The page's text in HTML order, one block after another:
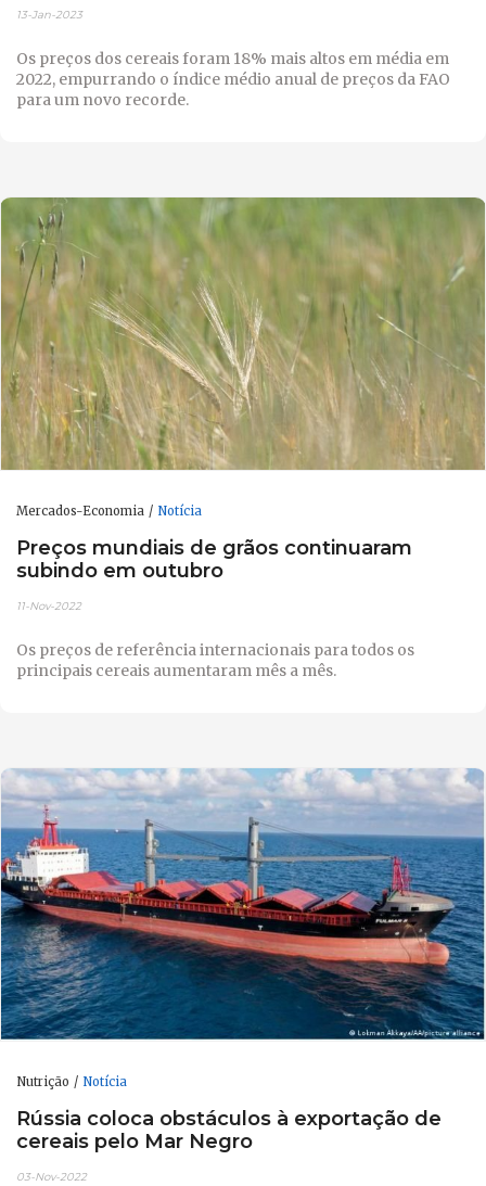
13-Jan-2023
Os preços dos cereais foram 18% mais altos em média em
2022, empurrando o índice médio anual de preços da FAO
para um novo recorde.
Mercados-Economia Notícia
Preços mundiais de grãos continuaram
subindo em outubro
11-Nov-2022
Os preços de referência internacionais para todos os
principais cereais aumentaram mês a mês.
Nutrição Notícia
Rússia coloca obstáculos à exportação de
cereais pelo Mar Negro
03-Nov-2022